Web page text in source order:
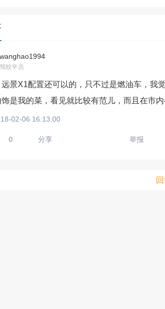
wanghao1994
驾校学员
景X1配置还可以的，只不过是燃油车，我
是我的菜，看见就比较有范儿，而且在市内
02-06 16:13:00
0 分享 举报
请输入视频地址，目前暂时只支